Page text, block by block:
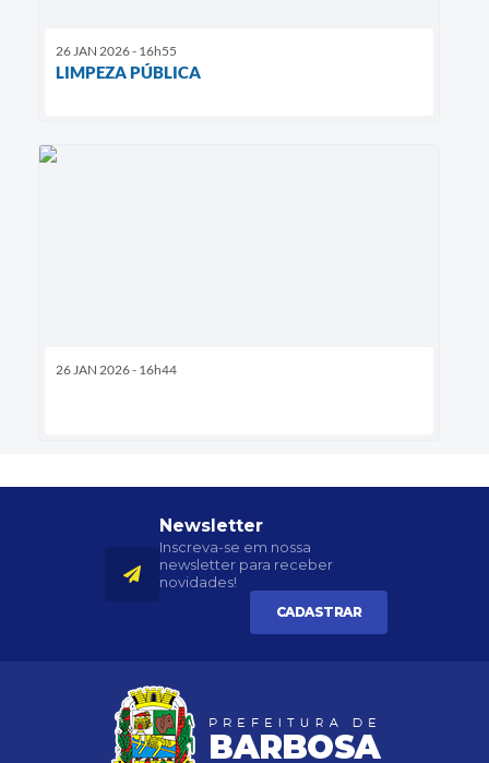
26 JAN 2026 - 16h55
LIMPEZA PÚBLICA
26 JAN 2026 - 16h44
Newsletter
Inscreva-se em nossa
newsletter para receber
novidades!
CADASTRAR